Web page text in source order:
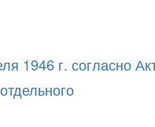
1946 г. согласно